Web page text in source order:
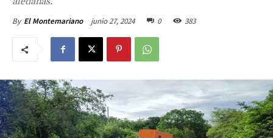
By El Montemariano junio 27, 2024 0 383